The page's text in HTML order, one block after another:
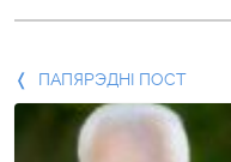
Папярэдні
пост
ПАПЯРЭДНІ ПОСТ